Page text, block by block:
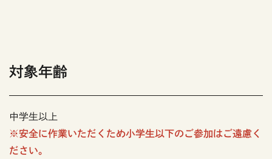
対象年齢
中学生以上
※安全に作業いただくため小学生以下のご参加はご遠慮く
ださい。